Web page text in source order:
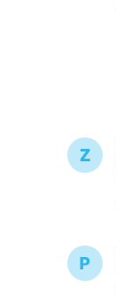
Z
P